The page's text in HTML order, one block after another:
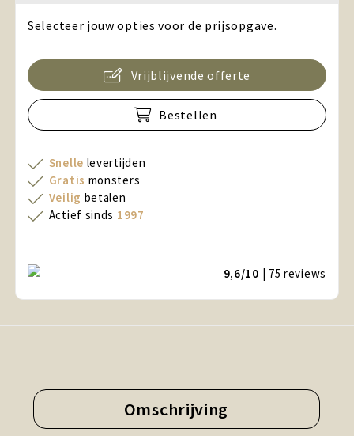
Selecteer jouw opties voor de prijsopgave.
Vrijblijvende offerte
Bestellen
Snelle levertijden
Gratis monsters
Veilig betalen
Actief sinds 1997
9,6/10 | 75reviews
Omschrijving